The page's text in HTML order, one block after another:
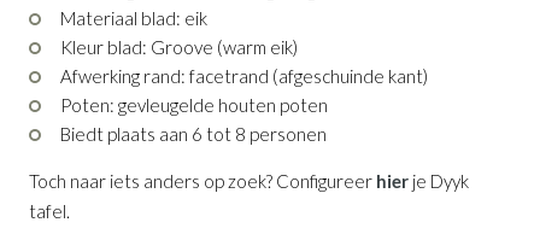
Materiaal blad: eik
Kleur blad: Groove (warm eik)
Afwerking rand: facetrand (afgeschuinde kant)
Poten: gevleugelde houten poten
Biedt plaats aan 6 tot 8 personen
Toch naar iets anders op zoek? Configureer hier je Dyyk
tafel.
€ 2.057,00 incl. BTW
GA NAAR WINKELMANDJE
OF VERDER WINKELEN